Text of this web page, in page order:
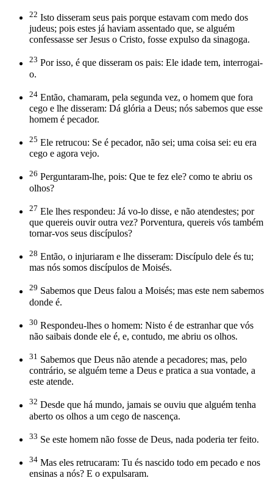
22 Isto disseram seus pais porque estavam com medo dos
judeus; pois estes já haviam assentado que, se alguém
confessasse ser Jesus o Cristo, fosse expulso da sinagoga.
23 Por isso, é que disseram os pais: Ele idade tem, interrogai-
o.
24 Então, chamaram, pela segunda vez, o homem que fora
cego e lhe disseram: Dá glória a Deus; nós sabemos que esse
homem é pecador.
25 Ele retrucou: Se é pecador, não sei; uma coisa sei: eu era
cego e agora vejo.
26 Perguntaram-lhe, pois: Que te fez ele? como te abriu os
olhos?
27 Ele lhes respondeu: Já vo-lo disse, e não atendestes; por
que quereis ouvir outra vez? Porventura, quereis vós também
tornar-vos seus discípulos?
28 Então, o injuriaram e lhe disseram: Discípulo dele és tu;
mas nós somos discípulos de Moisés.
29 Sabemos que Deus falou a Moisés; mas este nem sabemos
donde é.
30 Respondeu-lhes o homem: Nisto é de estranhar que vós
não saibais donde ele é, e, contudo, me abriu os olhos.
31 Sabemos que Deus não atende a pecadores; mas, pelo
contrário, se alguém teme a Deus e pratica a sua vontade, a
este atende.
32 Desde que há mundo, jamais se ouviu que alguém tenha
aberto os olhos a um cego de nascença.
33 Se este homem não fosse de Deus, nada poderia ter feito.
34 Mas eles retrucaram: Tu és nascido todo em pecado e nos
ensinas a nós? E o expulsaram.